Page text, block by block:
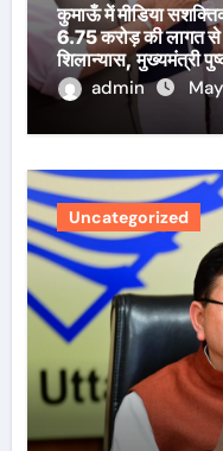
कुमाऊँ में मीडिया
6.75 करोड़ की लागत से
शिलान्यास, मुख्यमंत्री
admin
Uncategorized